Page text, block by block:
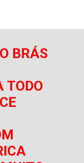
BRÁS
TODO